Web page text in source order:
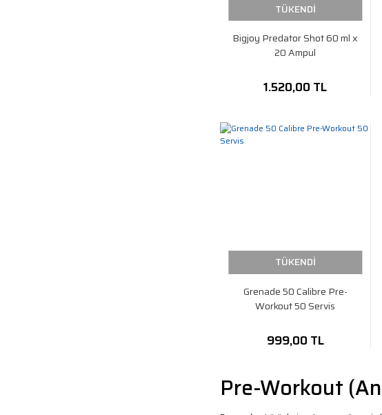
TÜKENDİ
Bigjoy Predator Shot 60 ml x
20 Ampul
1.520,00 TL
TÜKENDİ
Grenade 50 Calibre Pre-
Workout 50 Servis
999,00 TL
Pre-Workout